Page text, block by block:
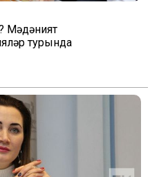
Мәдәният
турында